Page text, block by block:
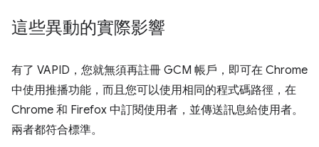
這些異動的實際影響
有了 VAPID，您就無須再註冊 GCM 帳戶，即可在 Chrome
中使用推播功能，而且您可以使用相同的程式碼路徑，在
Chrome 和 Firefox 中訂閱使用者，並傳送訊息給使用者。
兩者都符合標準。